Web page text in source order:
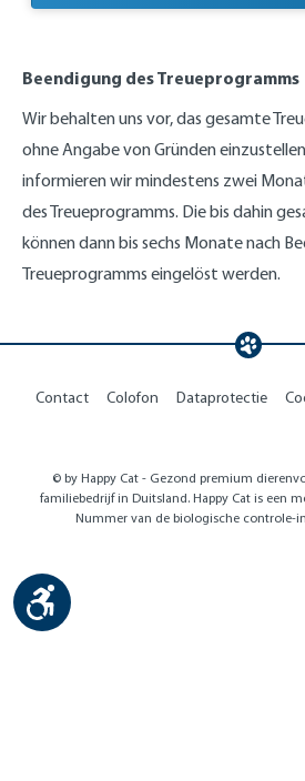
Beendigung des Treueprogramms
Wir behalten uns vor, das gesamte
ohne Angabe von Gründen
informieren wir mindestens zwei
des Treueprogramms. Die bis dahin
können dann bis sechs Monate nach
Treueprogramms eingelöst werden.
Contact Colofon Dataprotectie
© by Happy Cat - Gezond premium
familiebedrijf in Duitsland. Happy Cat is een
Nummer van de biologische controle-
Show toolbar